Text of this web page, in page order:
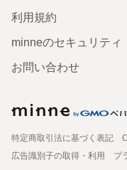
利用規約
minneのセキュリティ
お問い合わせ
特定商取引法に基づく表記
広告識別子の取得・利用
プ